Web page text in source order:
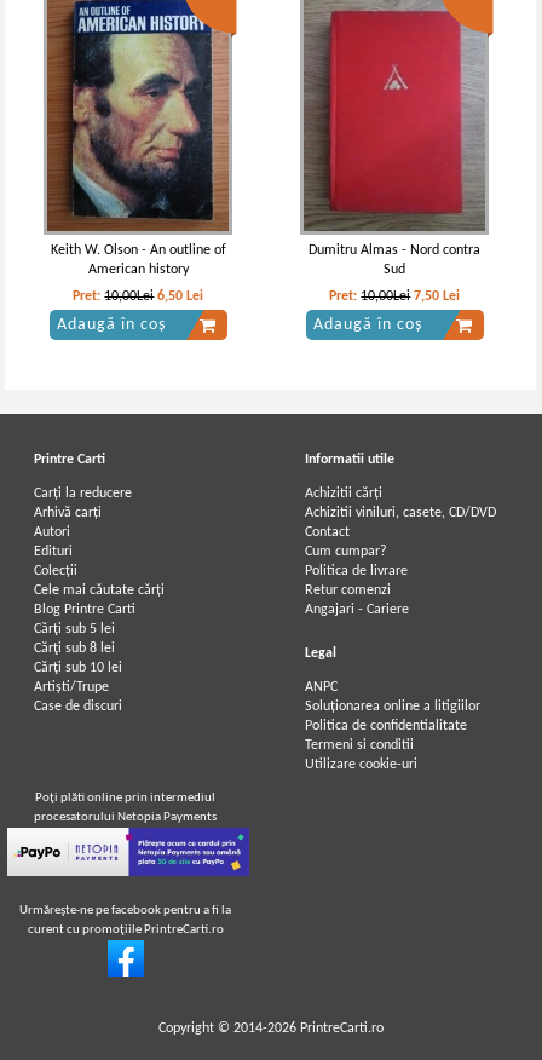
Keith W. Olson - An outline of
American history
Pret:10,00Lei 6,50 Lei
Adaugă în coș
Dumitru Almas - Nord contra
Sud
Pret:10,00Lei 7,50 Lei
Adaugă în coș
Printre Carti
Carți la reducere
Arhivă carți
Autori
Edituri
Colecții
Cele mai căutate cărți
Blog Printre Carti
Cărţi sub 5 lei
Cărţi sub 8 lei
Cărţi sub 10 lei
Artiști/Trupe
Case de discuri
Informatii utile
Achizitii cărți
Achizitii viniluri, casete, CD/DVD
Contact
Cum cumpar?
Politica de livrare
Retur comenzi
Angajari - Cariere
Legal
ANPC
Soluționarea online a litigiilor
Politica de confidentialitate
Termeni si conditii
Utilizare cookie-uri
Poţi plăti online prin intermediul
procesatorului Netopia Payments
Urmăreşte-ne pe facebook pentru a fi la
curent cu promoţiile PrintreCarti.ro
Copyright © 2014-2026 PrintreCarti.ro